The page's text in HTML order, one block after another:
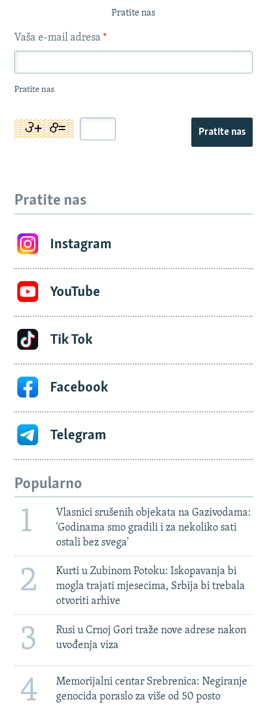
Pratite nas
Vaša e-mail adresa *
Pratite nas
Pratite nas
Pratite nas
Instagram
YouTube
Tik Tok
Facebook
Telegram
Popularno
1
Vlasnici srušenih objekata na Gazivodama:
'Godinama smo gradili i za nekoliko sati
ostali bez svega'
2
Kurti u Zubinom Potoku: Iskopavanja bi
mogla trajati mjesecima, Srbija bi trebala
otvoriti arhive
3
Rusi u Crnoj Gori traže nove adrese nakon
uvođenja viza
4
Memorijalni centar Srebrenica: Negiranje
genocida poraslo za više od 50 posto